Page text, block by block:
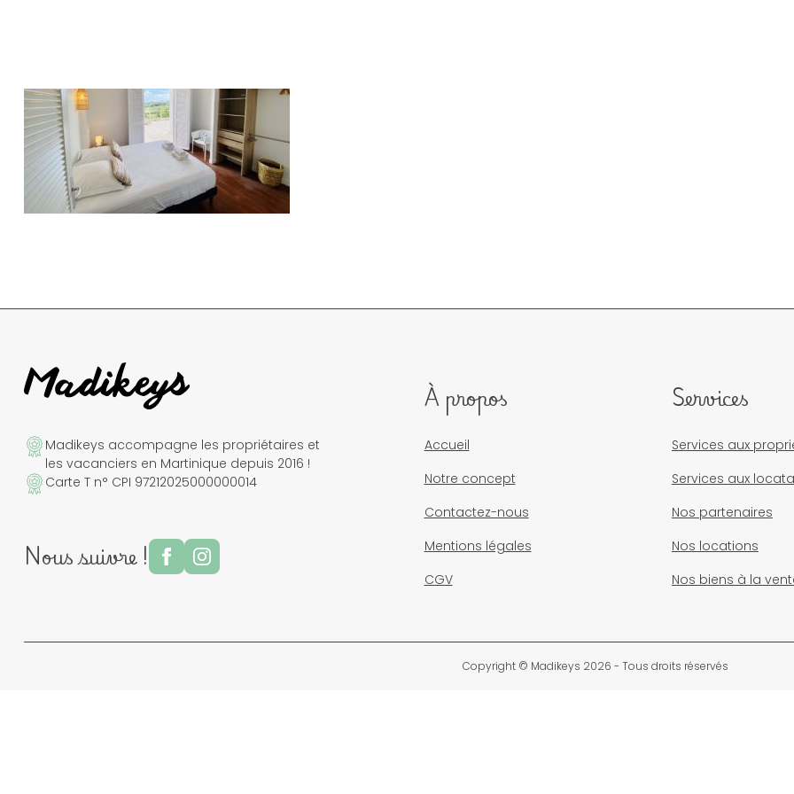
Madikeys accompagne les propriétaires et
les vacanciers en Martinique depuis 2016 !
Carte T n° CPI 97212025000000014
Nous suivre !
À propos
Accueil
Notre concept
Contactez-nous
Mentions légales
CGV
Services
Services aux
Services aux
Nos partenaires
Nos locations
Nos biens à la
Copyright © Madikeys 2026 - Tous droits réservés